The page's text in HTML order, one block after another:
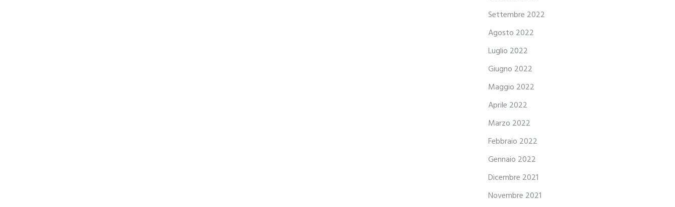
Settembre 2022
Agosto 2022
Luglio 2022
Giugno 2022
Maggio 2022
Aprile 2022
Marzo 2022
Febbraio 2022
Gennaio 2022
Dicembre 2021
Novembre 2021